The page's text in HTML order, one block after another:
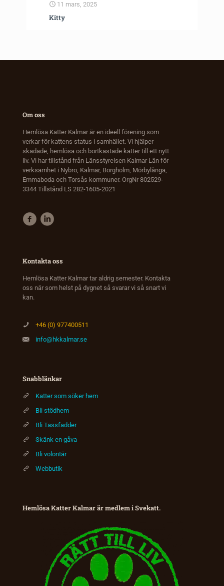
11 mars, 2025
Kitty
Om oss
Hemlösa Katter Kalmar är en ideell förening som
verkar för kattens status i samhället. Vi hjälper
skadade, hemlösa och bortkastade katter till ett nytt
liv. Vi har tillstånd från Länsstyrelsen Kalmar Län för
verksamhet i Nybro, Kalmar, Borgholm, Mörbylånga,
Emmaboda och Torsås kommuner. OrgNr 802529-
3344 Tillstånd LS 282-1605-2021
Kontakta oss
Hemlösa Katter Kalmar tar aldrig semester. Kontakta
oss när som helst på dygnet så svarar vi så snart vi
kan.
+46 (0) 977400511
info@hkkalmar.se
Snabblänkar
Katter som söker hem
Bli stödhem
Bli Tassfadder
Skänk en gåva
Bli volontär
Webbutik
Hemlösa Katter Kalmar är medlem i Svekatt.